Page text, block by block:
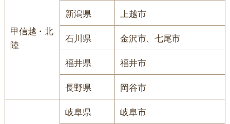
甲信越・北
陸
新潟県
上越市
石川県
金沢市、七尾市
福井県
福井市
長野県
岡谷市
岐阜県 岐阜市